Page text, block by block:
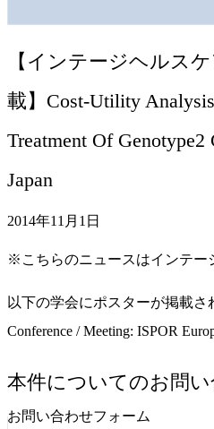
【インテージヘルス
載】Cost-Utility
Treatment Of
Japan
2014年11月1日
※こちらのニュースはインテー
以下の学会にポスターが掲載さ
Conference / Meeting: ISPOR
本件についてのお問
お問い合わせフォーム